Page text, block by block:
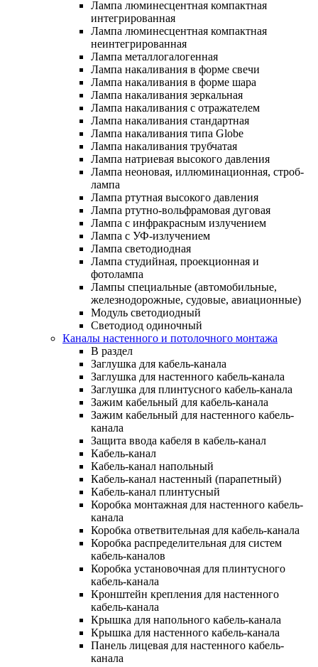
Лампа люминесцентная компактная
интегрированная
Лампа люминесцентная компактная
неинтегрированная
Лампа металлогалогенная
Лампа накаливания в форме свечи
Лампа накаливания в форме шара
Лампа накаливания зеркальная
Лампа накаливания с отражателем
Лампа накаливания стандартная
Лампа накаливания типа Globe
Лампа накаливания трубчатая
Лампа натриевая высокого давления
Лампа неоновая, иллюминационная, строб-
лампа
Лампа ртутная высокого давления
Лампа ртутно-вольфрамовая дуговая
Лампа с инфракрасным излучением
Лампа с УФ-излучением
Лампа светодиодная
Лампа студийная, проекционная и
фотолампа
Лампы специальные (автомобильные,
железнодорожные, судовые, авиационные)
Модуль светодиодный
Светодиод одиночный
Каналы настенного и потолочного монтажа
В раздел
Заглушка для кабель-канала
Заглушка для настенного кабель-канала
Заглушка для плинтусного кабель-канала
Зажим кабельный для кабель-канала
Зажим кабельный для настенного кабель-
канала
Защита ввода кабеля в кабель-канал
Кабель-канал
Кабель-канал напольный
Кабель-канал настенный (парапетный)
Кабель-канал плинтусный
Коробка монтажная для настенного кабель-
канала
Коробка ответвительная для кабель-канала
Коробка распределительная для систем
кабель-каналов
Коробка установочная для плинтусного
кабель-канала
Кронштейн крепления для настенного
кабель-канала
Крышка для напольного кабель-канала
Крышка для настенного кабель-канала
Панель лицевая для настенного кабель-
канала